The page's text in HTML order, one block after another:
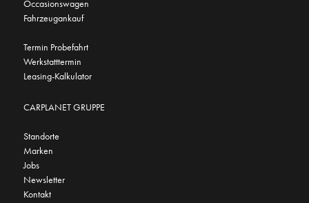
Occasionswagen
Fahrzeugankauf
Termin Probefahrt
Werkstatttermin
Leasing-Kalkulator
CARPLANET GRUPPE
Standorte
Marken
Jobs
Newsletter
Kontakt